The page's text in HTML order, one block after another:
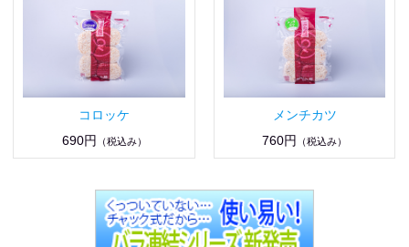
コロッケ
690円
（税込み）
メンチカツ
760円
（税込み）